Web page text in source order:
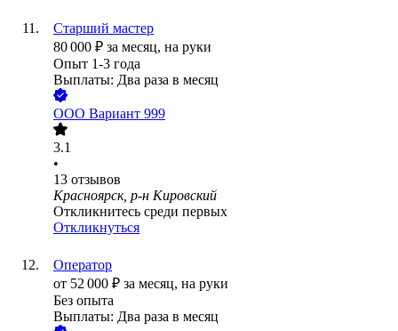
Старший мастер
80 000 ₽ за месяц, на руки
Опыт 1-3 года
Выплаты: Два раза в месяц
ООО Вариант 999
3.1
•
13 отзывов
Красноярск, р-н Кировский
Откликнитесь среди первых
Откликнуться
Оператор
от 52 000 ₽ за месяц, на руки
Без опыта
Выплаты: Два раза в месяц